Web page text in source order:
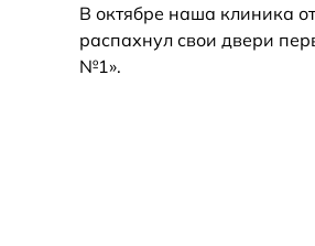
В октябре наша клиника
распахнул свои двери
№1».